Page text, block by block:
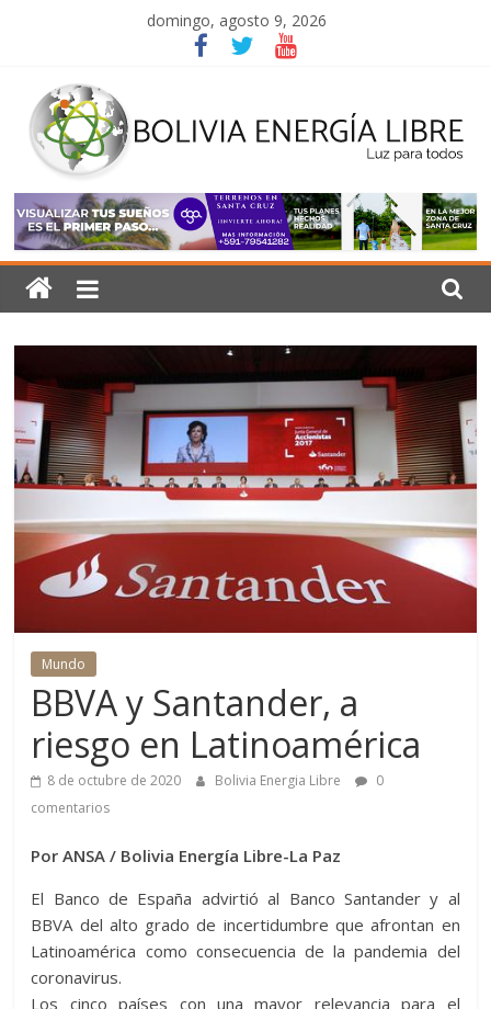
domingo, agosto 9, 2026
Bolivia
Energía
Libre
Luz
para
todos
Mundo
BBVA y Santander, a
riesgo en Latinoamérica
8 de octubre de 2020 Bolivia Energia Libre
0
comentarios
Por ANSA / Bolivia Energía Libre-La Paz
El Banco de España advirtió al Banco Santander y al
BBVA del alto grado de incertidumbre que afrontan en
Latinoamérica como consecuencia de la pandemia del
coronavirus.
Los cinco países con una mayor relevancia para el